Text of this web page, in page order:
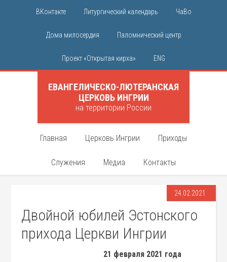
ВКонтакте Литургический календарь ЧаВо
Дома милосердия Паломнический центр
Проект «Открытая кирха» ENG
ЕВАНГЕЛИЧЕСКО-ЛЮТЕРАНСКАЯ
ЦЕРКОВЬ ИНГРИИ
на территории России
Главная Церковь Ингрии Приходы
Служения Медиа Контакты
24.02.2021
Двойной юбилей Эстонского
прихода Церкви Ингрии
21 февраля 2021 года